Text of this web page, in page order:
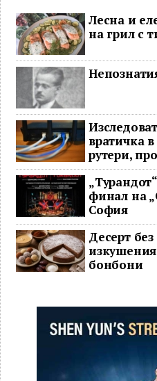
Лесна и
на грил с
вратичка
рутери,
финал на
София
Десерт
бонбони